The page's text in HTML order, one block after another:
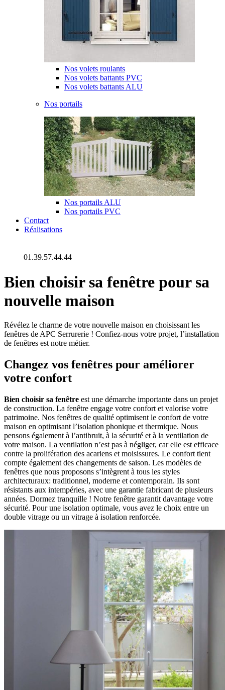
Nos volets roulants
Nos volets battants PVC
Nos volets battants ALU
Nos portails
Nos portails ALU
Nos portails PVC
Contact
Réalisations
01.39.57.44.44
Bien choisir sa fenêtre pour sa
nouvelle maison
Révélez le charme de votre nouvelle maison en choisissant les
fenêtres de APC Serrurerie ! Confiez-nous votre projet, l’installation
de fenêtres est notre métier.
Changez vos fenêtres pour améliorer
votre confort
Bien choisir sa fenêtre est une démarche importante dans un projet
de construction. La fenêtre engage votre confort et valorise votre
patrimoine. Nos fenêtres de qualité optimisent le confort de votre
maison en optimisant l’isolation phonique et thermique. Nous
pensons également à l’antibruit, à la sécurité et à la ventilation de
votre maison. La ventilation n’est pas à négliger, car elle est efficace
contre la prolifération des acariens et moisissures. Le confort tient
compte également des changements de saison. Les modèles de
fenêtres que nous proposons s’intègrent à tous les styles
architecturaux: traditionnel, moderne et contemporain. Ils sont
résistants aux intempéries, avec une garantie fabricant de plusieurs
années. Dormez tranquille ! Notre fenêtre garantit davantage votre
sécurité. Pour une isolation optimale, vous avez le choix entre un
double vitrage ou un vitrage à isolation renforcée.